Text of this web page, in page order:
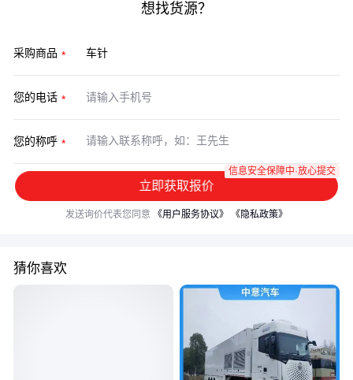
想找货源？
采购商品
您的电话
您的称呼
立即获取报价
信息安全保障中·放心提交
发送询价代表您同意 《用户服务协议》 《隐私政策》
猜你喜欢